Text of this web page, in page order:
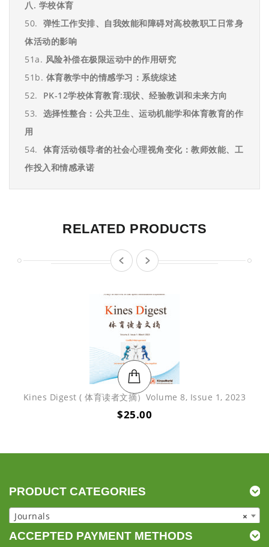
八. 学校体育
50. 弹性工作安排、自我效能和障碍对高校教职工日常身
体活动的影响
51a. 风险补偿在极限运动中的作用研究
51b. 体育教学中的情感学习：系统综述
52. PK-12学校体育教育:现状、经验教训和未来方向
53. 选择性整合：公共卫生、运动机能学和体育教育的作
用
54. 体育活动领导者的社会心理视角变化：教师效能、工
作投入和情感承诺
RELATED PRODUCTS
Kines Digest ( 体育读者文摘）Volume 8, Issue 1, 2023
$25.00
prev next
PRODUCT CATEGORIES
×
Journals
ACCEPTED PAYMENT METHODS